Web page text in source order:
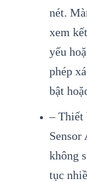
nét.
xem k
yếu
phép
bật
–Thiết
Sensor
không s
tục